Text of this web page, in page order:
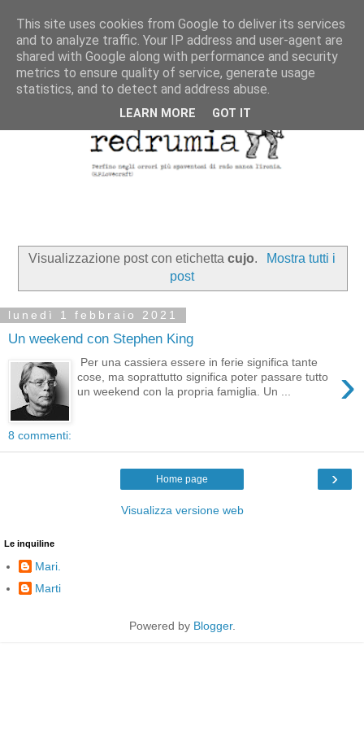
Visualizzazione post con etichettacujo.
Mostra tutti i
post
lunedì 1 febbraio 2021
Un weekend con Stephen King
›
Per una cassiera essere in ferie significa tante
cose, ma soprattutto significa poter passare tutto
un weekend con la propria famiglia. Un ...
8 commenti:
›
Home page
Visualizza versione web
Le inquiline
Mari.
Marti
Powered by Blogger.
This site uses cookies from Google to deliver its services
and to analyze traffic. Your IP address and user-agent are
shared with Google along with performance and security
metrics to ensure quality of service, generate usage
statistics, and to detect and address abuse.
LEARN MORE GOT IT